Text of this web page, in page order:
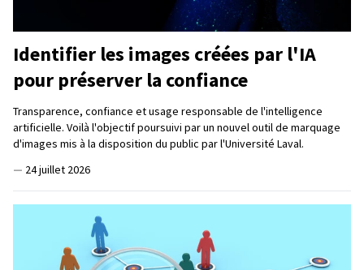
Identifier les images créées par l'IA
pour préserver la confiance
Transparence, confiance et usage responsable de l'intelligence
artificielle. Voilà l'objectif poursuivi par un nouvel outil de marquage
d'images mis à la disposition du public par l'Université Laval.
— 24 juillet 2026